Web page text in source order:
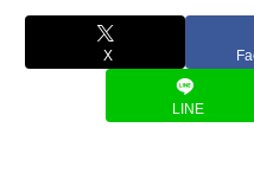
X
LINE